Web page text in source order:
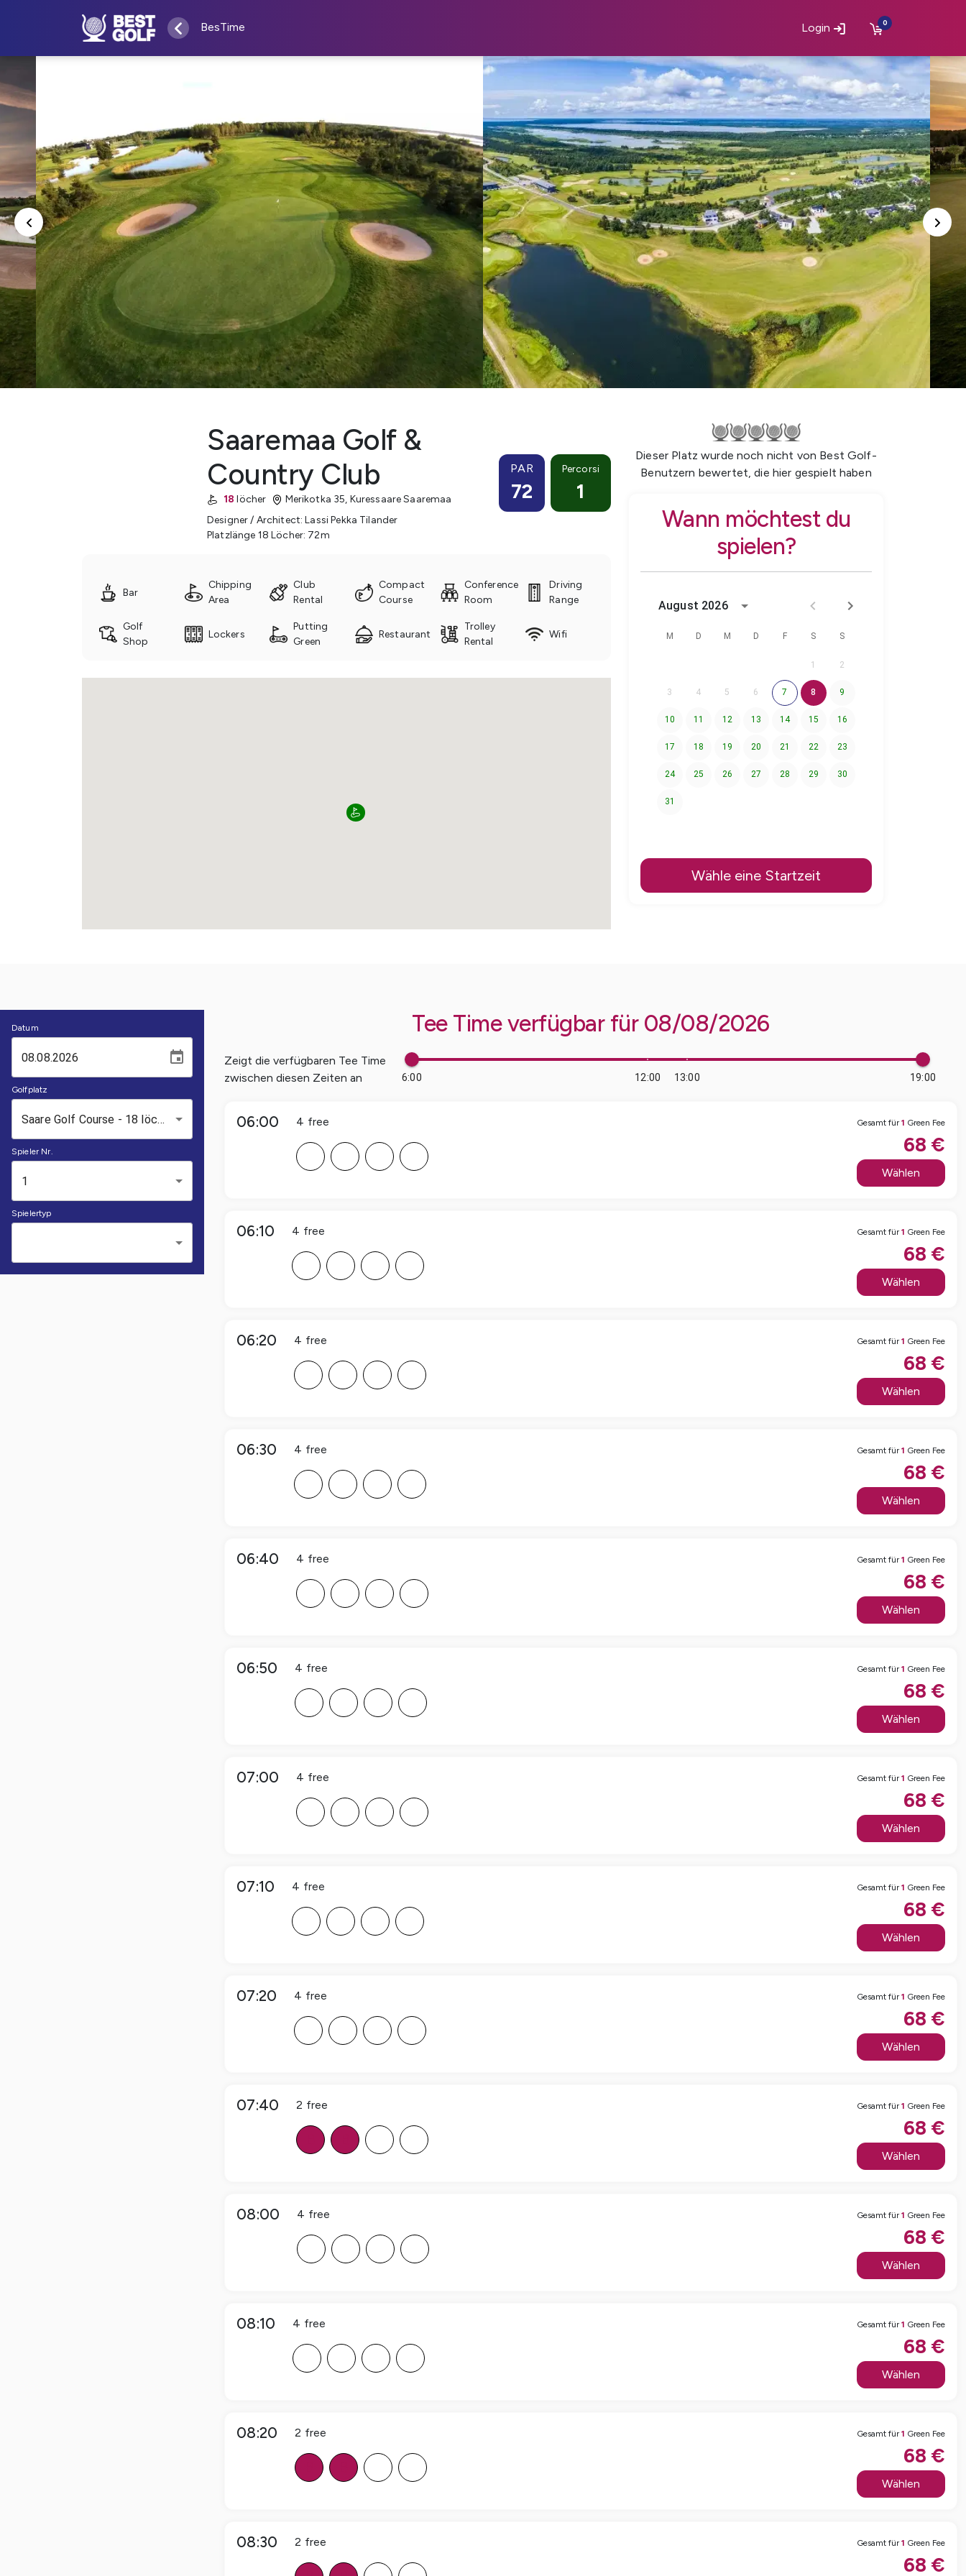
BesTime Login 0
Saaremaa Golf &
Country Club
18 löcher Merikotka 35, KuressaareSaaremaa
Designer / Architect:Lassi Pekka Tilander
Platzlänge 18 Löcher: 72m
PAR
72
Percorsi
1
Bar
Chipping
Area
Club
Rental
Compact
Course
Conference
Room
Driving
Range
Golf
Shop
Lockers
Putting
Green
Restaurant
Trolley
Rental
Wifi
Dieser Platz wurde noch nicht von Best Golf-
Benutzern bewertet, die hier gespielt haben
Wann möchtest du
spielen?
August 2026
M D M D F S S
1 2
3 4 5 6 7 8 9
10 11 12 13 14 15 16
17 18 19 20 21 22 23
24 25 26 27 28 29 30
31
Wähle eine Startzeit
Datum
Golfplatz
Saare Golf Course - 18 löcher
Spieler Nr.
1
Spielertyp
Tee Time verfügbar für 08/08/2026
Zeigt die verfügbaren Tee Time
zwischen diesen Zeiten an
6:00 13:00
12:00 19:00
06:00 4 free Gesamt für 1 Green Fee
68 €
Wählen
06:10 4 free Gesamt für 1 Green Fee
68 €
Wählen
06:20 4 free Gesamt für 1 Green Fee
68 €
Wählen
06:30 4 free Gesamt für 1 Green Fee
68 €
Wählen
06:40 4 free Gesamt für 1 Green Fee
68 €
Wählen
06:50 4 free Gesamt für 1 Green Fee
68 €
Wählen
07:00 4 free Gesamt für 1 Green Fee
68 €
Wählen
07:10 4 free Gesamt für 1 Green Fee
68 €
Wählen
07:20 4 free Gesamt für 1 Green Fee
68 €
Wählen
07:40 2 free Gesamt für 1 Green Fee
68 €
Wählen
08:00 4 free Gesamt für 1 Green Fee
68 €
Wählen
08:10 4 free Gesamt für 1 Green Fee
68 €
Wählen
08:20 2 free Gesamt für 1 Green Fee
68 €
Wählen
08:30 2 free Gesamt für 1 Green Fee
68 €